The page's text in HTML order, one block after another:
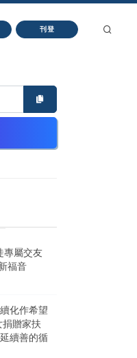
刊登
專屬交友
福音
化作希望
贈家扶
續善的循